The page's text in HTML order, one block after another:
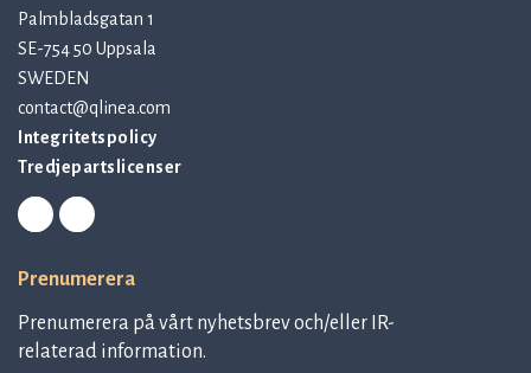
Palmbladsgatan 1
SE-754 50 Uppsala
SWEDEN
contact@qlinea.com
Integritetspolicy
Tredjepartslicenser
Prenumerera
Prenumerera på vårt nyhetsbrev och/eller IR-
relaterad information.